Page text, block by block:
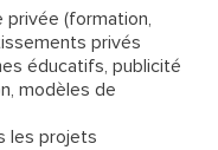
privée (formation,
privés
éducatifs, publicité
modèles de
les projets